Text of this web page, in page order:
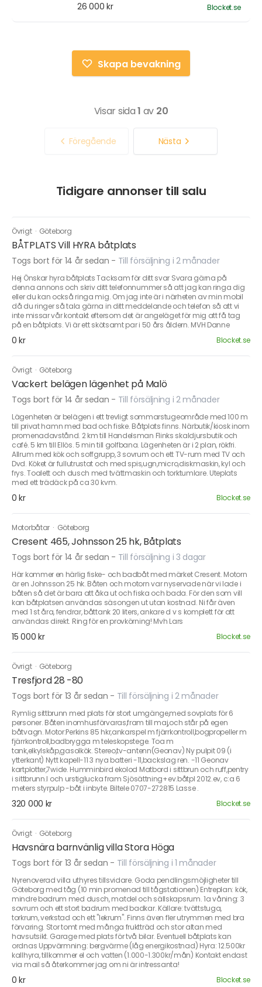
26 000 kr Blocket.se
Skapa bevakning
Visar sida1 av 20
Föregående Nästa
Tidigare annonser till salu
Övrigt · Göteborg
BÅTPLATS Vill HYRA båtplats
Togs bort för 14 år sedan - Till försäljning i 2 månader
Hej Önskar hyra båtplats Tacksam för ditt svar Svara gärna på
denna annons och skriv ditt telefonnummer så att jag kan ringa dig
eller du kan också ringa mig. Om jag inte är i närheten av min mobil
då du ringer så tala gärna in ditt meddelande och telefon så att vi
inte missar vår kontakt eftersom det är angeläget för mig att få tag
på en båtplats. Vi är ett skötsamt par i 50 års åldern. MVH Danne
0 kr Blocket.se
Övrigt · Göteborg
Vackert belägen lägenhet på Malö
Togs bort för 14 år sedan - Till försäljning i 2 månader
Lägenheten är belägen i ett trevligt sommarstugeområde med 100 m
till privat hamn med bad och fiske. Båtplats finns. Närbutik/kiosk inom
promenadavstånd. 2 km till Handelsman Flinks skaldjursbutik och
café. 5 km till Ellös. 5 min till golfbana. Lägenheten är i 2 plan, rökfri.
Allrum med kök och soffgrupp, 3 sovrum och ett TV-rum med TV och
Dvd. Köket är fullutrustat och med spis,ugn,micro,diskmaskin, kyl och
frys. Toalett och dusch med tvättmaskin och torktumlare. Uteplats
med ett trädäck på ca 30 kvm.
0 kr Blocket.se
Motorbåtar · Göteborg
Cresent 465, Johnsson 25 hk, Båtplats
Togs bort för 14 år sedan - Till försäljning i 3 dagar
Här kommer en härlig fiske- och badbåt med märket Cresent. Motorn
är en Johnsson 25 hk. Båten och motorn var nyservade när vi lade i
båten så det är bara att åka ut och fiska och bada. För den som vill
kan båtplatsen användas säsongen ut utan kostnad. Ni får även
med 1 st åra, fendrar, båttank 20 liters, ankare d v s komplett för att
användas direkt. Ring för en provkörning! Mvh Lars
15 000 kr Blocket.se
Övrigt · Göteborg
Tresfjord 28 -80
Togs bort för 13 år sedan - Till försäljning i 2 månader
Rymlig sittbrunn med plats för stort umgänge,med sovplats för 6
personer. Båten inomhusförvaras,fram till maj,och står på egen
båtvagn. Motor:Perkins 85 hkr,ankarspel m fjärrkontroll,bogpropeller m
fjärrkontroll,badbrygga m teleskopstege. Toa m
tank,elkylskåp,gasolkök. Stereo,tv-antenn(Geonav) Ny pulpit 09 (i
ytterkant) Nytt kapell-11 3 nya batteri -11,backslag ren. -11 Geonav
kartplotter,7wide. Humminbird ekolod Matbord i sittbrun och ruff,pentry
i sittbrunn.I och urstiglucka fram Sjösättning+ev.båtpl 2012.ev, c:a 6
meters styrpulp -båt i inbyte. Biltele 0707-272815 Lasse .
320 000 kr Blocket.se
Övrigt · Göteborg
Havsnära barnvänlig villa Stora Höga
Togs bort för 13 år sedan - Till försäljning i 1 månader
Nyrenoverad villa uthyres tillsvidare. Goda pendlingsmöjligheter till
Göteborg med tåg (10 min promenad till tågstationen) Entreplan: kök,
mindre badrum med dusch, matdel och sällskapsrum. 1a våning: 3
sovrum och ett stort badrum med badkar. Källare: tvättstuga,
torkrum, verkstad och ett "lekrum". Finns även fler utrymmen med bra
förvaring. Stor tomt med många fruktträd och stor altan med
havsutsikt. Garage med plats för två bilar. Eventuell båtplats kan
ordnas Uppvärmning: bergvärme (låg energikostnad) Hyra: 12.500kr
kallhyra, tillkommer el och vatten (1.000-1.300kr/mån) Kontakt endast
via mail så återkommer jag om ni är intressanta!
0 kr Blocket.se